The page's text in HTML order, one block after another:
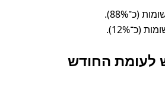
לעומת החודש